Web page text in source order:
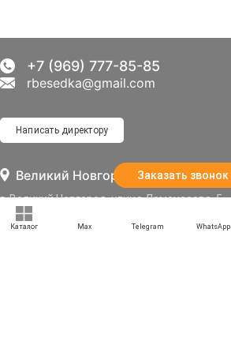
Великий Новгород
г. Великий Новгород, улица Ломоносова, 5
Написать директору
+7 (969) 777-85-85
rbesedka@gmail.com
Заказать звонок
Каталог Max Telegram WhatsApp